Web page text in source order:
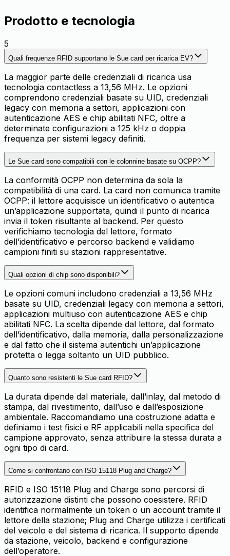
Prodotto e tecnologia
5
Quali frequenze RFID supportano le Sue card per ricarica EV?
La maggior parte delle credenziali di ricarica usa
tecnologia contactless a 13,56 MHz. Le opzioni
comprendono credenziali basate su UID, credenziali
legacy con memoria a settori, applicazioni con
autenticazione AES e chip abilitati NFC, oltre a
determinate configurazioni a 125 kHz o doppia
frequenza per sistemi legacy definiti.
Le Sue card sono compatibili con le colonnine basate su OCPP?
La conformità OCPP non determina da sola la
compatibilità di una card. La card non comunica tramite
OCPP: il lettore acquisisce un identificativo o autentica
un’applicazione supportata, quindi il punto di ricarica
invia il token risultante al backend. Per questo
verifichiamo tecnologia del lettore, formato
dell’identificativo e percorso backend e validiamo
campioni finiti su stazioni rappresentative.
Quali opzioni di chip sono disponibili?
Le opzioni comuni includono credenziali a 13,56 MHz
basate su UID, credenziali legacy con memoria a settori,
applicazioni multiuso con autenticazione AES e chip
abilitati NFC. La scelta dipende dal lettore, dal formato
dell’identificativo, dalla memoria, dalla personalizzazione
e dal fatto che il sistema autentichi un’applicazione
protetta o legga soltanto un UID pubblico.
Quanto sono resistenti le Sue card RFID?
La durata dipende dal materiale, dall’inlay, dal metodo di
stampa, dal rivestimento, dall’uso e dall’esposizione
ambientale. Raccomandiamo una costruzione adatta e
definiamo i test fisici e RF applicabili nella specifica del
campione approvato, senza attribuire la stessa durata a
ogni tipo di card.
Come si confrontano con ISO 15118 Plug and Charge?
RFID e ISO 15118 Plug and Charge sono percorsi di
autorizzazione distinti che possono coesistere. RFID
identifica normalmente un token o un account tramite il
lettore della stazione; Plug and Charge utilizza i certificati
del veicolo e del sistema di ricarica. Il supporto dipende
da stazione, veicolo, backend e configurazione
dell’operatore.